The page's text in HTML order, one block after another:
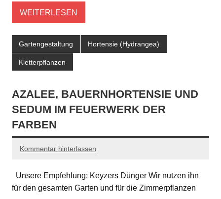
WEITERLESEN
Gartengestaltung Hortensie (Hydrangea)
Kletterpflanzen
AZALEE, BAUERNHORTENSIE UND
SEDUM IM FEUERWERK DER
FARBEN
Kommentar hinterlassen
Unsere Empfehlung: Keyzers Dünger Wir nutzen ihn
für den gesamten Garten und für die Zimmerpflanzen